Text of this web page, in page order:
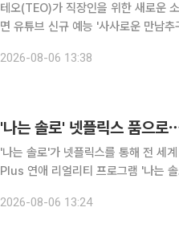
테오(TEO)가 직장인을 위한 새로운 소개팅 콘텐츠를 선
면 유튜브 신규 예능 '사사로운 만남
쁜 일상 속에서도 진정성 있는 만남을
2026-08-06 13:38
'나는 솔로' 넷플릭스 품으로
'나는 솔로'가 넷플릭스를 통해 전 세계 시청자들과 만난다. 6
Plus 연애 리얼리티 프로그램 '나는
2026-08-06 13:24